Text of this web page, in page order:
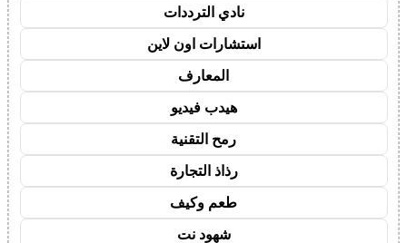
نادي الترددات
استشارات اون لاين
المعارف
هيدب فيديو
رمح التقنية
رذاذ التجارة
طعم وكيف
شهود نت